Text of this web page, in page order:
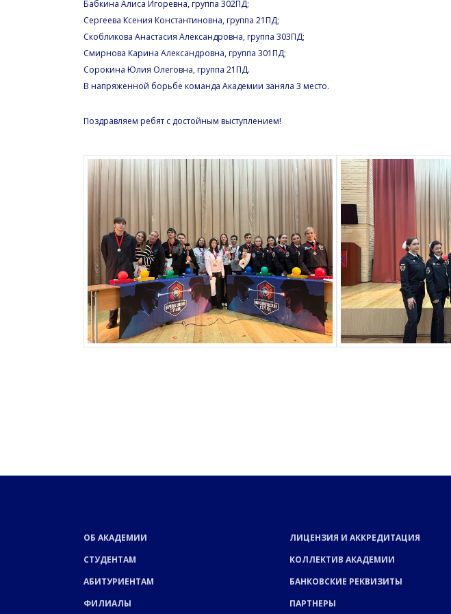
Бабкина Алиса Игоревна, группа 302ПД;
Сергеева Ксения Константиновна, группа 21ПД;
Скобликова Анастасия Александровна, группа 303ПД;
Смирнова Карина Александровна, группа 301ПД;
Сорокина Юлия Олеговна, группа 21ПД.
В напряженной борьбе команда Академии заняла 3 место.
Поздравляем ребят с достойным выступлением!
ОБ АКАДЕМИИ
СТУДЕНТАМ
АБИТУРИЕНТАМ
ФИЛИАЛЫ
ЛИЦЕНЗИЯ И АККРЕДИТАЦИЯ
КОЛЛЕКТИВ АКАДЕМИИ
БАНКОВСКИЕ РЕКВИЗИТЫ
ПАРТНЕРЫ